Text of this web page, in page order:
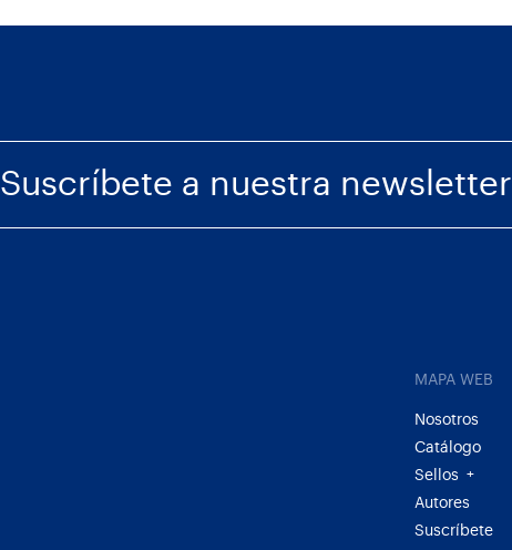
Suscríbete a nuestra newsletter
MAPA WEB
Nosotros
Catálogo
Sellos
+
Autores
Suscríbete